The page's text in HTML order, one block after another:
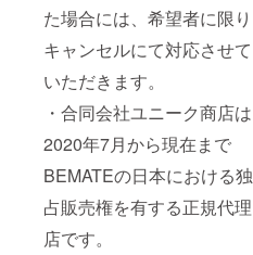
た場合には、希望者に限り
キャンセルにて対応させて
いただきます。
・合同会社ユニーク商店は
2020年7月から現在まで
BEMATEの日本における独
占販売権を有する正規代理
店です。